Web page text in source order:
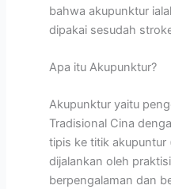
bahwa akupunktur
dipakai sesudah
Apa itu Akupunktur?
Akupunktur yaitu
Tradisional Cina
tipis ke titik
dijalankan oleh
berpengalaman dan